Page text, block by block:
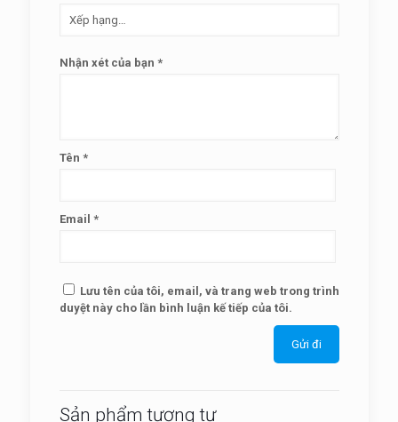
Nhận xét của bạn *
Tên *
Email *
Lưu tên của tôi, email, và trang web trong trình
duyệt này cho lần bình luận kế tiếp của tôi.
Sản phẩm tương tự